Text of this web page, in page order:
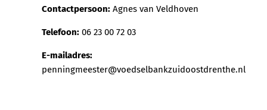
Contactpersoon:Agnes van Veldhoven
Telefoon: 06 23 00 72 03
E-mailadres:
penningmeester@voedselbankzuidoostdrenthe.nl